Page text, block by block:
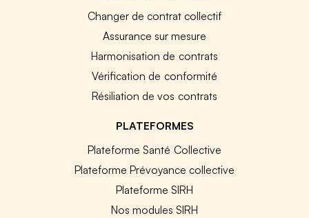
Changer de contrat collectif
Assurance sur mesure
Harmonisation de contrats
Vérification de conformité
Résiliation de vos contrats
PLATEFORMES
Plateforme Santé Collective
Plateforme Prévoyance collective
Plateforme SIRH
Nos modules SIRH